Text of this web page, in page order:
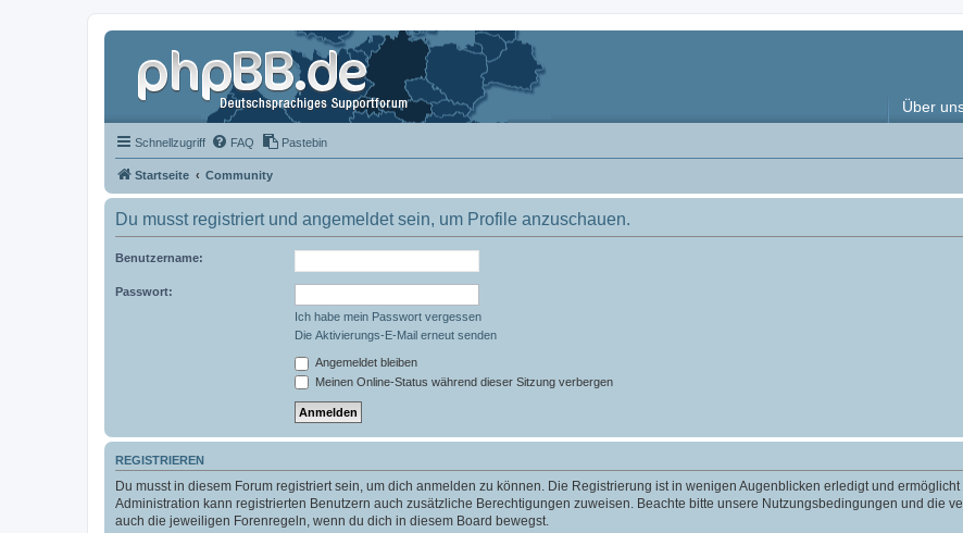
Über
Schnellzugriff FAQ Pastebin
Startseite Community
Du musst registriert und angemeldet sein, um Profile anzuschauen.
Benutzername:
Passwort:
Ich habe mein Passwort vergessen
Die Aktivierungs-E-Mail erneut senden
Angemeldet bleiben
Meinen Online-Status während dieser Sitzung verbergen
REGISTRIEREN
Du musst in diesem Forum registriert sein, um dich anmelden zu können. Die Registrierung ist in wenigen Augenblicken erledigt und
Administration kann registrierten Benutzern auch zusätzliche Berechtigungen zuweisen. Beachte bitte unsere Nutzungsbedingungen und die
auch die jeweiligen Forenregeln, wenn du dich in diesem Board bewegst.